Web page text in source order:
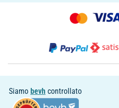
Siamo bevh controllato